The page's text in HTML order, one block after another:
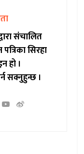
संचालित
सिरहा
हो ।
सक्नुहुन्छ ।